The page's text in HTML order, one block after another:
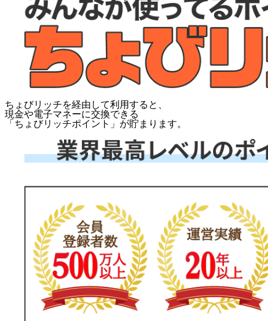
ちょびリッチを経由して利用すると、
現金や電子マネーに交換できる
「 ちょびリッチポイント 」が貯まります。